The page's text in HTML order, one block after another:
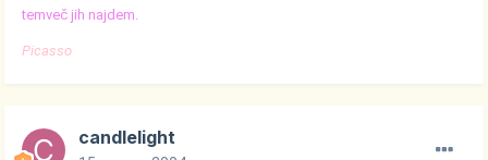
temveč jih najdem.
Picasso
candlelight